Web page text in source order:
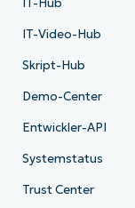
IT-Hub
IT-Video-Hub
Skript-Hub
Demo-Center
Entwickler-API
Systemstatus
Trust Center